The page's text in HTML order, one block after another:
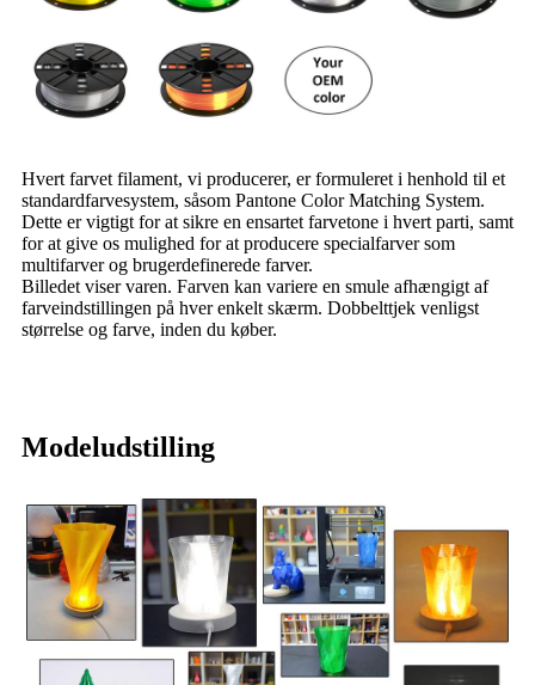
Hvert farvet filament, vi producerer, er formuleret i henhold til et
standardfarvesystem, såsom Pantone Color Matching System.
Dette er vigtigt for at sikre en ensartet farvetone i hvert parti, samt
for at give os mulighed for at producere specialfarver som
multifarver og brugerdefinerede farver.
Billedet viser varen. Farven kan variere en smule afhængigt af
farveindstillingen på hver enkelt skærm. Dobbelttjek venligst
størrelse og farve, inden du køber.
Modeludstilling